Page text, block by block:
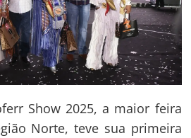
Show 2025, a maior feira
Norte, teve sua primeira